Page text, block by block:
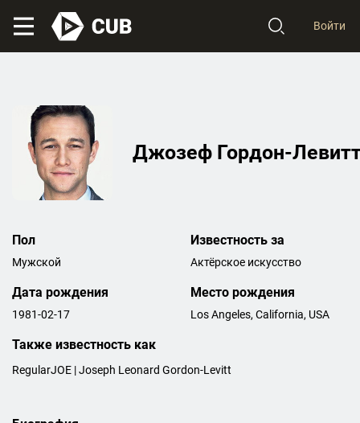
Войти
Джозеф Гордон-
Пол
Мужской
Известность за
Актёрское искусство
Дата рождения
1981-02-17
Место рождения
Los Angeles, California, USA
Также известность как
RegularJOE | Joseph Leonard Gordon-Levitt